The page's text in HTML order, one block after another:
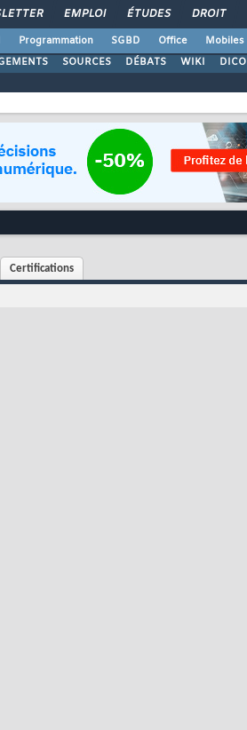
EMPLOI ÉTUDES DROIT
Programmation SGBD Office Mobiles
SOURCES DÉBATS WIKI DICO
Certifications